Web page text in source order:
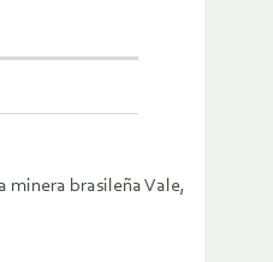
brasileña Vale,